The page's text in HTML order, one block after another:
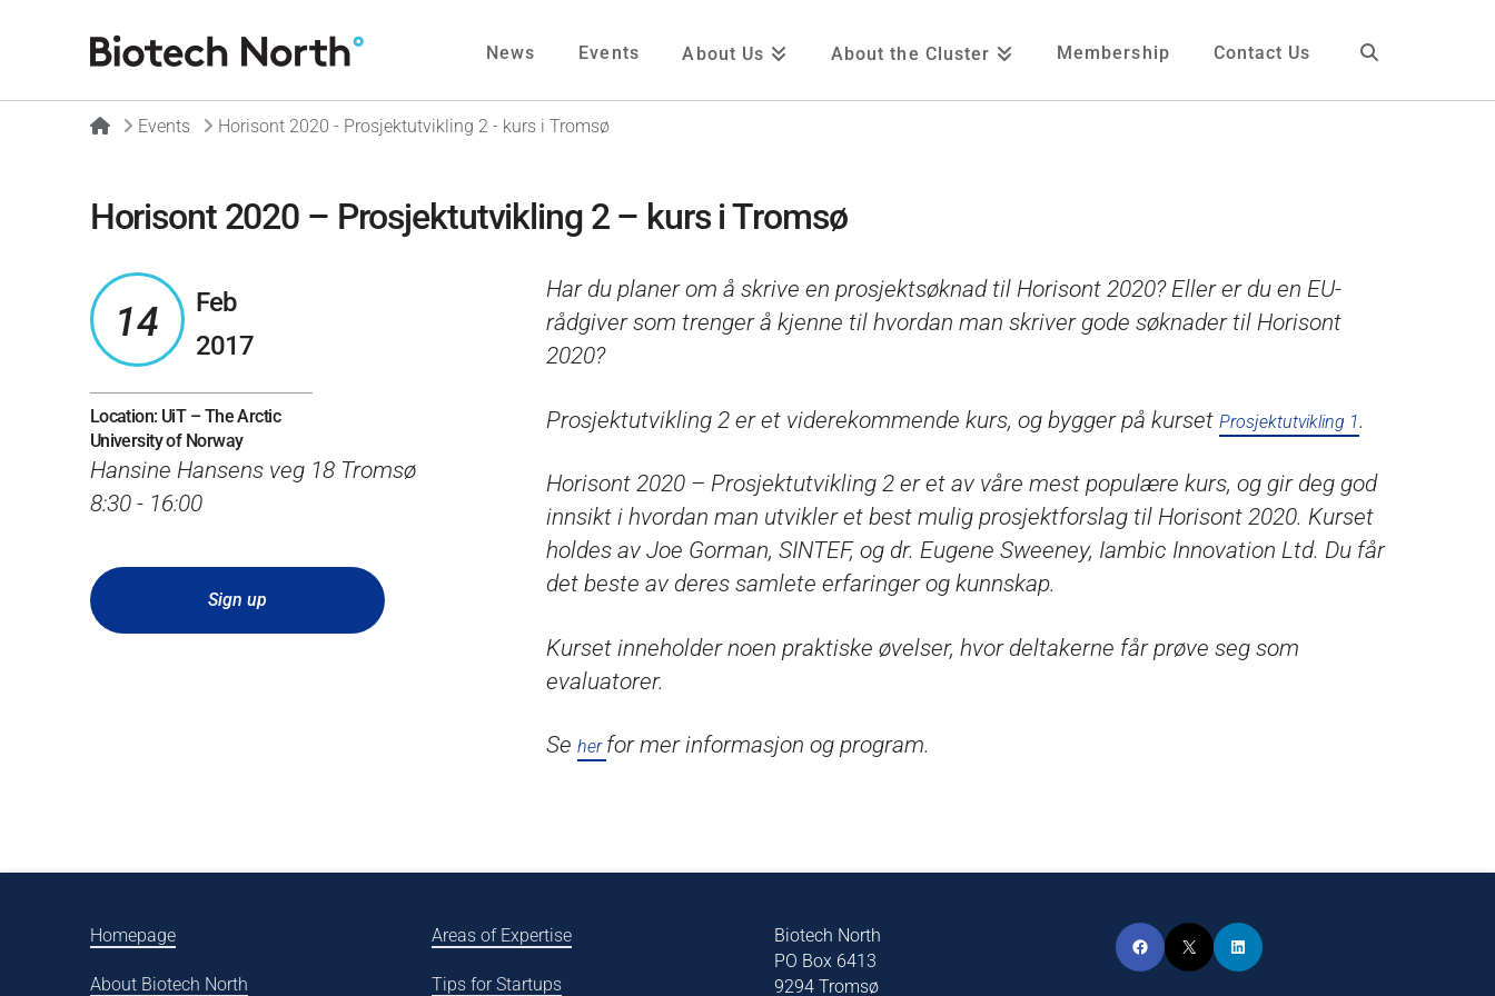
News Events About Us About the Cluster Membership Contact Us
HomeEvents Horisont 2020 - Prosjektutvikling 2 - kurs i Tromsø
Horisont 2020 – Prosjektutvikling 2 – kurs i Tromsø
14
Feb
2017
Location: UiT – The Arctic
University of Norway
Hansine Hansens veg 18 Tromsø
8:30 - 16:00
Sign up
Har du planer om å skrive en prosjektsøknad til Horisont 2020? Eller er du en EU-
rådgiver som trenger å kjenne til hvordan man skriver gode søknader til Horisont
2020?
Prosjektutvikling 2 er et viderekommende kurs, og bygger på kurset Prosjektutvikling 1.
Horisont 2020 – Prosjektutvikling 2 er et av våre mest populære kurs, og gir deg god
innsikt i hvordan man utvikler et best mulig prosjektforslag til Horisont 2020. Kurset
holdes av Joe Gorman, SINTEF, og dr. Eugene Sweeney, Iambic Innovation Ltd. Du får
det beste av deres samlete erfaringer og kunnskap.
Kurset inneholder noen praktiske øvelser, hvor deltakerne får prøve seg som
evaluatorer.
Se her for mer informasjon og program.
Homepage
About Biotech North
Areas of Expertise
Tips for Startups
Biotech North
PO Box 6413
9294 Tromsø